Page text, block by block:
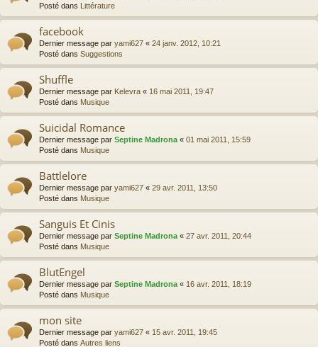
Posté dans Littérature
facebook
Dernier message par yami627 « 24 janv. 2012, 10:21
Posté dans Suggestions
Shuffle
Dernier message par Kelevra « 16 mai 2011, 19:47
Posté dans Musique
Suicidal Romance
Dernier message par Septine Madrona « 01 mai 2011, 15:59
Posté dans Musique
Battlelore
Dernier message par yami627 « 29 avr. 2011, 13:50
Posté dans Musique
Sanguis Et Cinis
Dernier message par Septine Madrona « 27 avr. 2011, 20:44
Posté dans Musique
BlutEngel
Dernier message par Septine Madrona « 16 avr. 2011, 18:19
Posté dans Musique
mon site
Dernier message par yami627 « 15 avr. 2011, 19:45
Posté dans Autres liens